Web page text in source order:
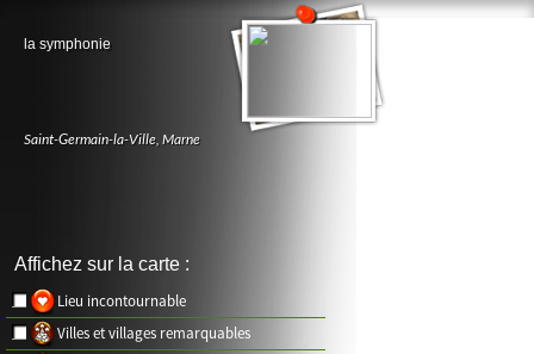
la symphonie
Saint-Germain-la-Ville, Marne
Affichez sur la carte :
Lieu incontournable
Villes et villages remarquables